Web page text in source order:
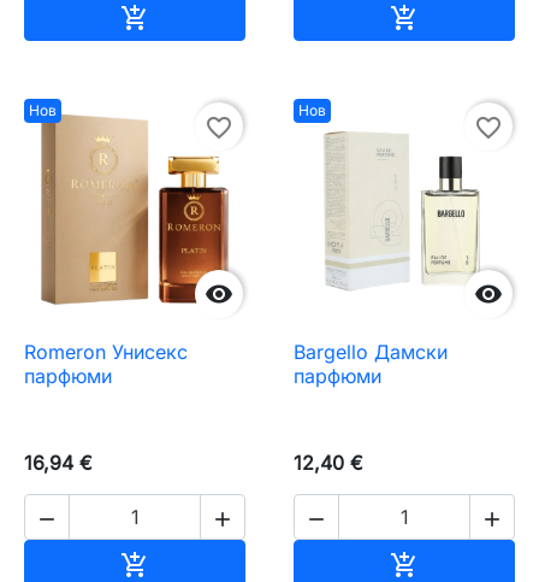
 
Нов

favorite_border
Romeron Унисекс
парфюми
16,94 €
 

Нов

favorite_border
Bargello Дамски
парфюми
12,40 €
 
